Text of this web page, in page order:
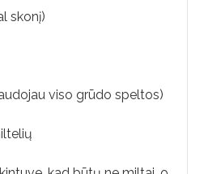
skonį)
viso grūdo speltos)